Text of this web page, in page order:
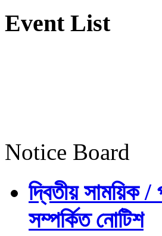
Event List
Notice Board
দ্বিতীয় সাময়িক /
সম্পর্কিত নোটিশ